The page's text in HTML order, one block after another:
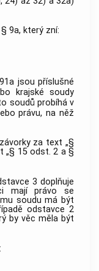
9a, který zní:
jsou příslušné
krajské soudy
soudů probíhá v
právu, na něž
za text „§
„§ 15 odst. 2 a §
3 doplňuje
mají právo se
soudu má být
odstavce 2
by věc měla být